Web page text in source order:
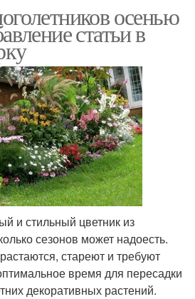
осенью
статьи в
и стильный цветник из
сезонов может надоесть.
стареют и требуют
время для пересадки
декоративных растений.